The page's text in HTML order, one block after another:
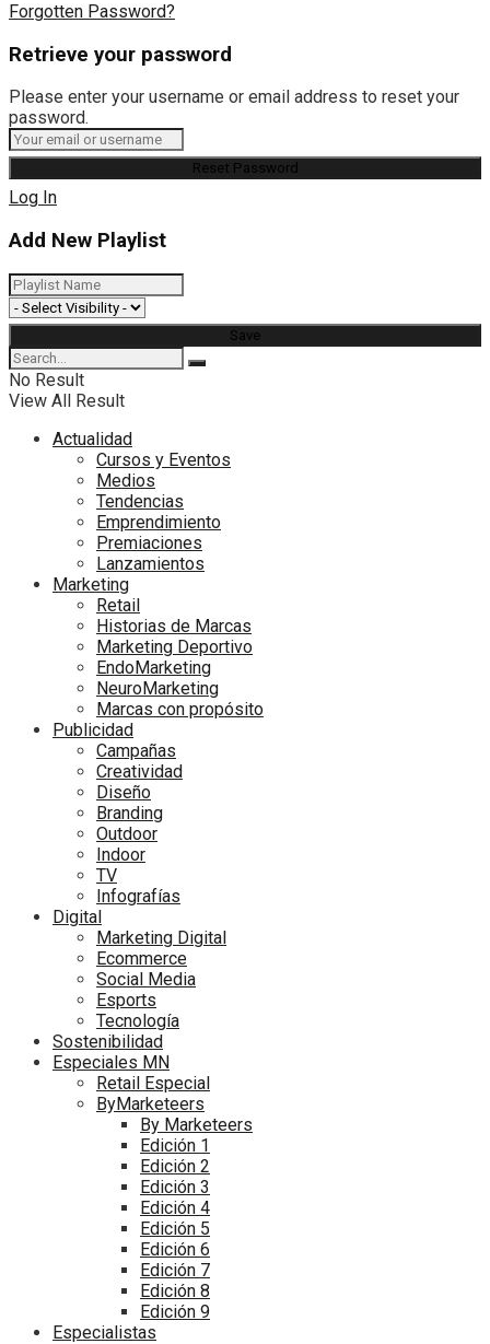
Forgotten Password?
Retrieve your password
Please enter your username or email address to reset your
password.
Log In
Add New Playlist
No Result
View All Result
Actualidad
Cursos y Eventos
Medios
Tendencias
Emprendimiento
Premiaciones
Lanzamientos
Marketing
Retail
Historias de Marcas
Marketing Deportivo
EndoMarketing
NeuroMarketing
Marcas con propósito
Publicidad
Campañas
Creatividad
Diseño
Branding
Outdoor
Indoor
TV
Infografías
Digital
Marketing Digital
Ecommerce
Social Media
Esports
Tecnología
Sostenibilidad
Especiales MN
Retail Especial
ByMarketeers
By Marketeers
Edición 1
Edición 2
Edición 3
Edición 4
Edición 5
Edición 6
Edición 7
Edición 8
Edición 9
Especialistas